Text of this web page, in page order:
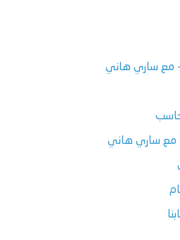
مع ساري هاني
- مع ساري هاني